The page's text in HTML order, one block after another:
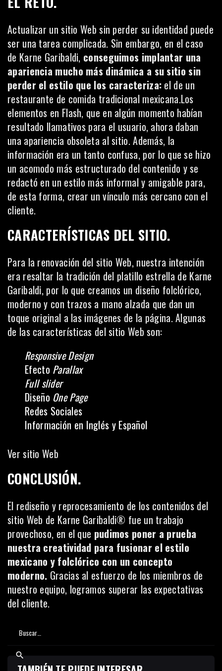
Actualizar un sitio Web sin perder su identidad puede
ser una tarea complicada. Sin embargo, en el caso
de Karne Garibaldi, conseguimos implantar una
apariencia mucho más dinámica a su sitio sin
perder el estilo que los caracteriza: el de un
restaurante de comida tradicional mexicana.Los
elementos en Flash, que en algún momento habían
resultado llamativos para el usuario, ahora daban
una apariencia obsoleta al sitio. Además, la
información era un tanto confusa, por lo que se hizo
un acomodo más estructurado del contenido y se
redactó en un estilo más informal y amigable para,
de esta forma, crear un vínculo más cercano con el
cliente.
CARACTERÍSTICAS DEL SITIO.
Para la renovación del sitio Web, nuestra intención
era resaltar la tradición del platillo estrella de Karne
Garibaldi, por lo que creamos un diseño folclórico,
moderno y con trazos a mano alzada que dan un
toque original a las imágenes de la página. Algunas
de las características del sitio Web son:
Responsive Design
Efecto Parallax
Full slider
Diseño One Page
Redes Sociales
Información en Inglés y Español
Ver sitio Web
CONCLUSIÓN.
El rediseño y reprocesamiento de los contenidos del
sitio Web de Karne Garibaldi® fue un trabajo
provechoso, en el que pudimos poner a prueba
nuestra creatividad para fusionar el estilo
mexicano y folclórico con un concepto
moderno. Gracias al esfuerzo de los miembros de
nuestro equipo, logramos superar las expectativas
del cliente.